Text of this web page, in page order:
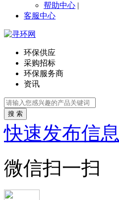
帮助中心 |
客服中心
环保供应
采购招标
环保服务商
资讯
搜 索
快速发布信息
微信扫一扫